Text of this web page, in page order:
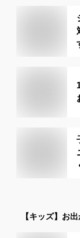
【キッズ】 お